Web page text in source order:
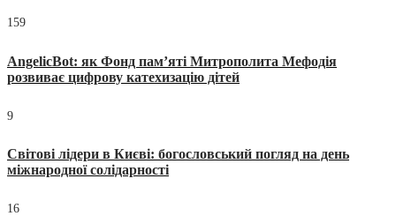
159
AngelicBot: як Фонд пам’яті Митрополита Мефодія
розвиває цифрову катехизацію дітей
9
Світові лідери в Києві: богословський погляд на день
міжнародної солідарності
16